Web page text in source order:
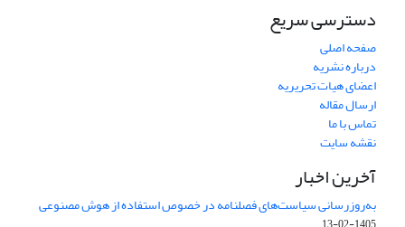
دسترسی سریع
صفحه اصلی
درباره نشریه
اعضای هیات تحریریه
ارسال مقاله
تماس با ما
نقشه سایت
آخرین اخبار
به‌روزرسانی سیاست‌های فصلنامه در خصوص استفاده از هوش مصنوعی